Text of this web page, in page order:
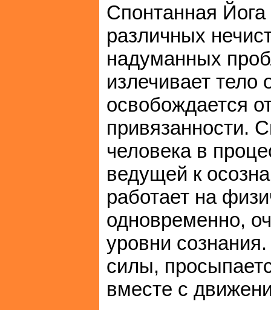
Спонтанная
различных
надуманных
излечивает тело
освобождается
привязанности.
человека в
ведущей к
работает на
одновременно,
уровни
силы,
вместе с